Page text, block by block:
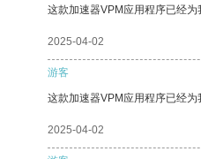
这款加速器VPM应用程序已经为
2025-04-02
游客
这款加速器VPM应用程序已经为
2025-04-02